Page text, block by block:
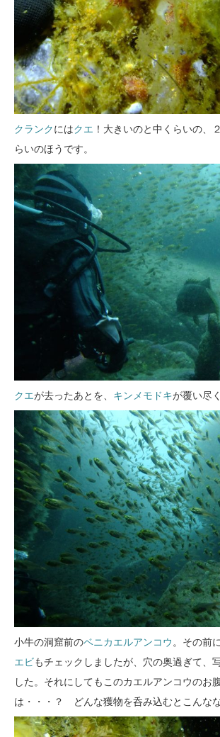
クランクにはクエ ！大きいのと中くらいの、
らいのほうです。
クエが去ったあとを、 キンメモドキが覆い尽
小牛の洞窟前のベニカエルアンコウ。その前
エビもチェックしましたが、穴の奥過ぎて、
した。それにしてもこのカエルアンコウのお
は・・・？ どんな獲物を呑み込むとこんな